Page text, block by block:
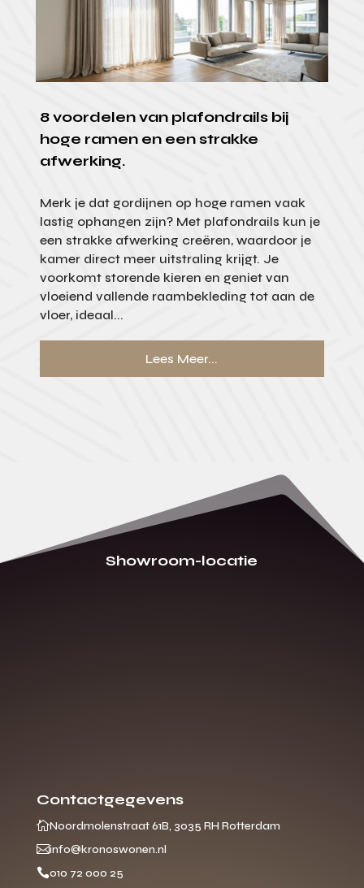
8 voordelen van plafondrails bij
hoge ramen en een strakke
afwerking.
Merk je dat gordijnen op hoge ramen vaak
lastig ophangen zijn? Met plafondrails kun je
een strakke afwerking creëren, waardoor je
kamer direct meer uitstraling krijgt. Je
voorkomt storende kieren en geniet van
vloeiend vallende raambekleding tot aan de
vloer, ideaal...
Lees Meer...
Showroom-locatie
Contactgegevens
Noordmolenstraat 61B, 3035 RH Rotterdam
info@kronoswonen.nl
010 72 000 25